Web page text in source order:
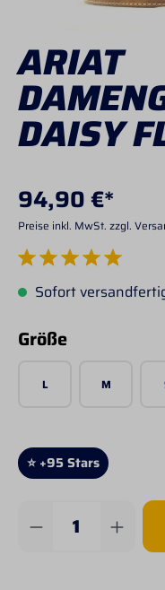
ARIAT
DAISY
94,90 €*
Preise inkl. MwSt. zzgl.
Durchschnittliche Bewertung
Sofort
Größeauswählen
L M
⭐ +95 Stars
Produkt